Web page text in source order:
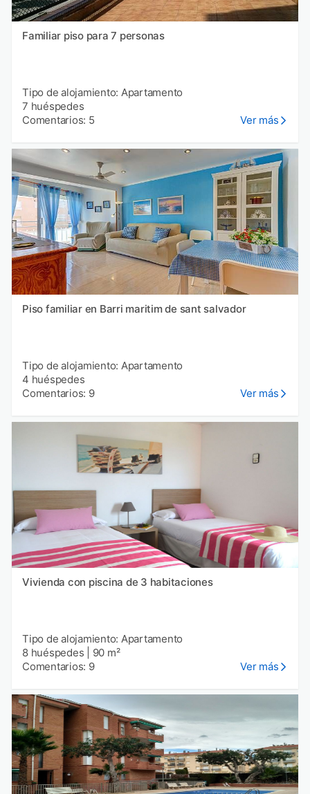
Familiar piso para 7 personas
Tipo de alojamiento: Apartamento
7 huéspedes
Comentarios: 5
Ver más
Piso familiar en Barri maritim de sant salvador
Tipo de alojamiento: Apartamento
4 huéspedes
Comentarios: 9
Ver más
Vivienda con piscina de 3 habitaciones
Tipo de alojamiento: Apartamento
8 huéspedes
90 m²
Comentarios: 9
Ver más